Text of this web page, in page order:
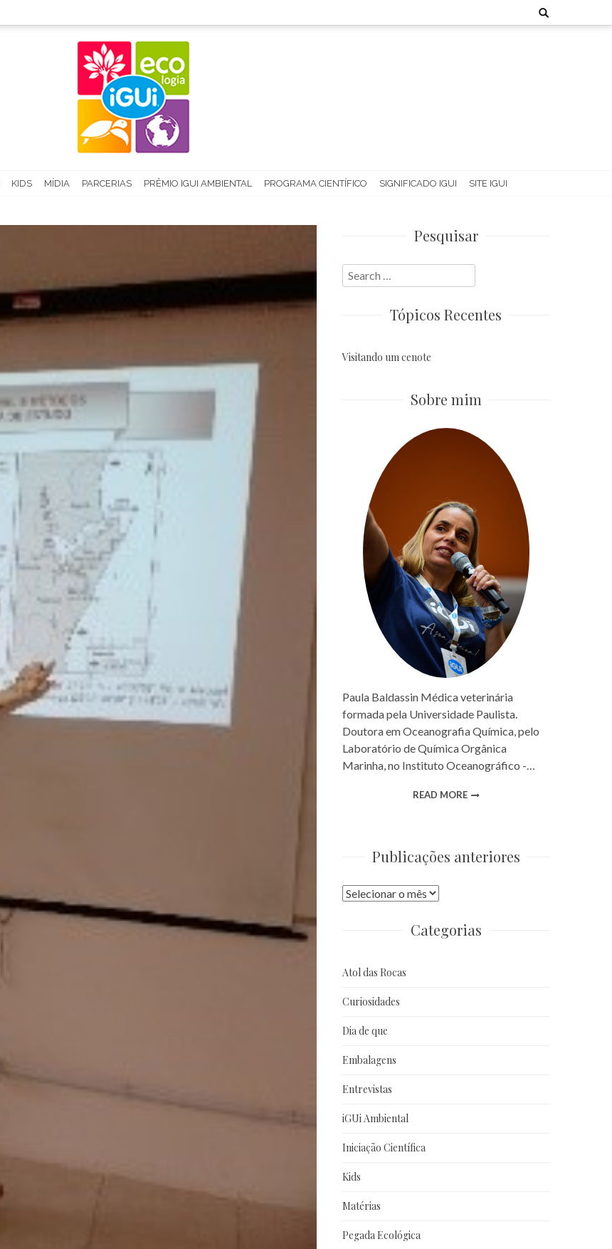
Search
for:
KIDS MÍDIA PARCERIAS PRÊMIO IGUI AMBIENTAL PROGRAMA CIENTÍFICO SIGNIFICADO IGUI SITE IGUI
Pesquisar
Search
for:
Tópicos Recentes
Visitando um cenote
Sobre mim
Paula Baldassin Médica veterinária
formada pela Universidade Paulista.
Doutora em Oceanografia Química, pelo
Laboratório de Química Orgânica
Marinha, no Instituto Oceanográfico -…
READ MORE
Publicações anteriores
Publicações
Categorias
Atol das Rocas
Curiosidades
Dia de que
Embalagens
Entrevistas
iGUi Ambiental
Iniciação Científica
Kids
Matérias
Pegada Ecológica